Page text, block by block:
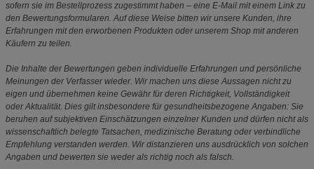
sofern sie im Bestellprozess zugestimmt haben – eine E-Mail mit einem Link zu
den Bewertungsformularen. Auf diese Weise bitten wir unsere Kunden, ihre
Erfahrungen mit den erworbenen Produkten oder unserem Shop mit anderen
Käufern zu teilen.
Die Inhalte der Bewertungen geben individuelle Erfahrungen und persönliche
Meinungen der Verfasser wieder. Wir machen uns diese Aussagen nicht zu
eigen und übernehmen keine Gewähr für deren Richtigkeit, Vollständigkeit
oder Aktualität. Dies gilt insbesondere für gesundheitsbezogene Angaben: Sie
beruhen auf subjektiven Einschätzungen einzelner Kunden und dürfen nicht als
wissenschaftlich belegte Tatsachen, medizinische Beratung oder verbindliche
Empfehlung verstanden werden. Wir distanzieren uns ausdrücklich von solchen
Angaben und bewerten sie weder als richtig noch als falsch.